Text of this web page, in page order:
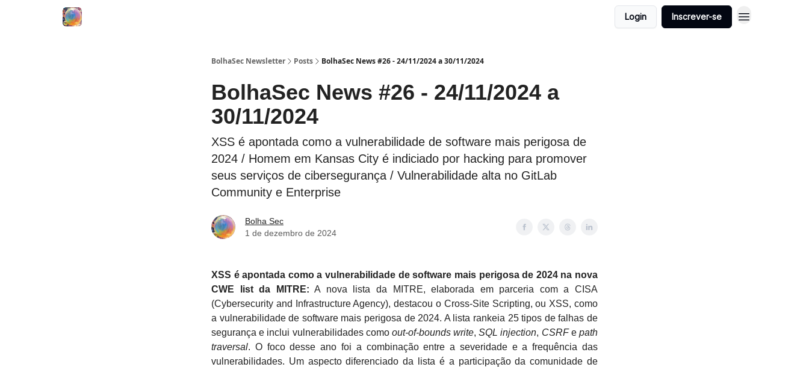
Login Inscrever-se
BolhaSec Newsletter Posts BolhaSec News #26 - 24/11/2024 a 30/11/2024
BolhaSec News #26 - 24/11/2024 a
30/11/2024
XSS é apontada como a vulnerabilidade de software mais perigosa de
2024 / Homem em Kansas City é indiciado por hacking para promover
seus serviços de cibersegurança / Vulnerabilidade alta no GitLab
Community e Enterprise
Bolha Sec
1 de dezembro de 2024
XSS é apontada como a vulnerabilidade de software mais perigosa de 2024 na nova
CWE list da MITRE: A nova lista da MITRE, elaborada em parceria com a CISA
(Cybersecurity and Infrastructure Agency), destacou o Cross-Site Scripting, ou XSS, como
a vulnerabilidade de software mais perigosa de 2024. A lista rankeia 25 tipos de falhas de
segurança e inclui vulnerabilidades como out-of-bounds write,SQL injection, CSRFepath
traversal. O foco desse ano foi a combinação entre a severidade e a frequência das
vulnerabilidades. Um aspecto diferenciado da lista é a participação da comunidade de